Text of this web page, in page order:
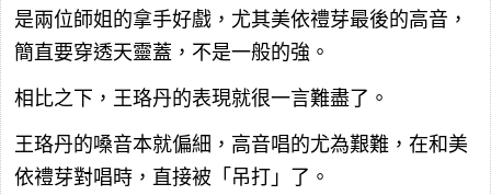
是兩位師姐的拿手好戲，尤其美依禮芽最後的高音，
簡直要穿透天靈蓋，不是一般的強。
相比之下，王珞丹的表現就很一言難盡了。
王珞丹的嗓音本就偏細，高音唱的尤為艱難，在和美
依禮芽對唱時，直接被「吊打」了。